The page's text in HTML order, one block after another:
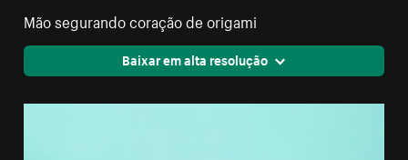
Mão segurando coração de origami
Baixar em alta resolução